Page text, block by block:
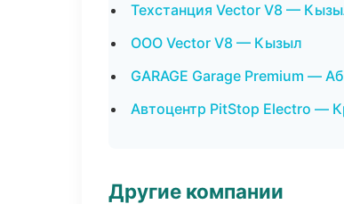
Техстанция Vector V8 —
ООО Vector V8 — Кызыл
GARAGE Garage Premium —
Автоцентр PitStop Electro —
Другие компании